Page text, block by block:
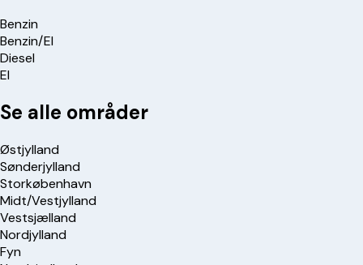
Benzin
Benzin/El
Diesel
El
Se alle områder
Østjylland
Sønderjylland
Storkøbenhavn
Midt/Vestjylland
Vestsjælland
Nordjylland
Fyn